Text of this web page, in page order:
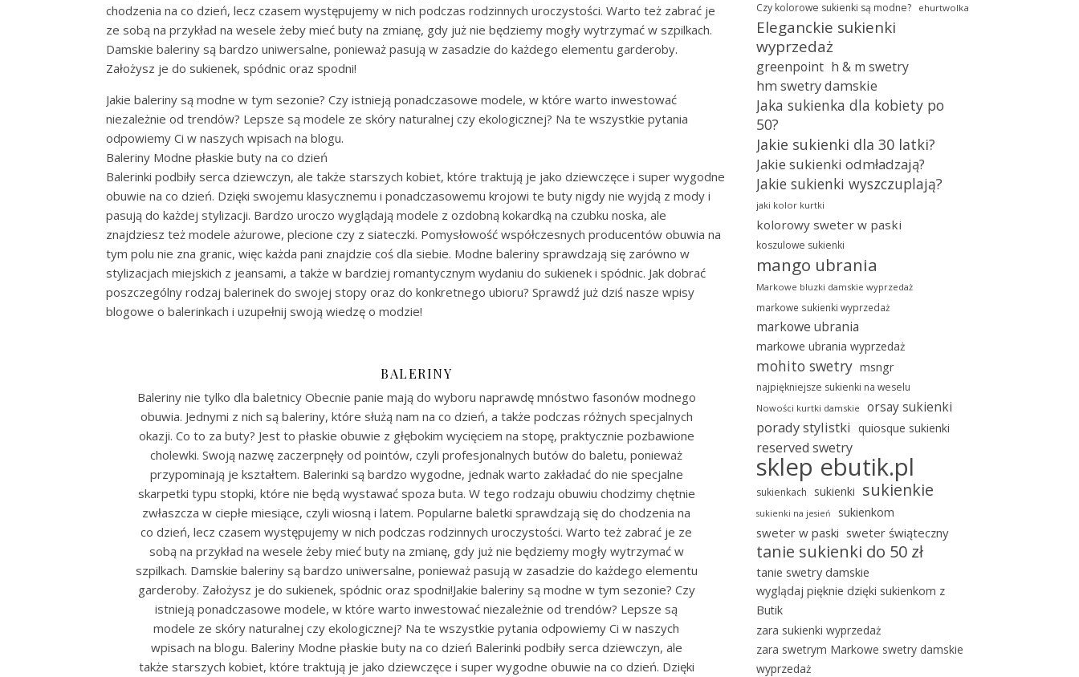
chodzenia na co dzień, lecz czasem występujemy w nich podczas rodzinnych uroczystości. Warto też zabrać je
ze sobą na przykład na wesele żeby mieć buty na zmianę, gdy już nie będziemy mogły wytrzymać w szpilkach.
Damskie baleriny są bardzo uniwersalne, ponieważ pasują w zasadzie do każdego elementu garderoby.
Założysz je do sukienek, spódnic oraz spodni!
Jakie baleriny są modne w tym sezonie? Czy istnieją ponadczasowe modele, w które warto inwestować
niezależnie od trendów? Lepsze są modele ze skóry naturalnej czy ekologicznej? Na te wszystkie pytania
odpowiemy Ci w naszych wpisach na blogu.
Baleriny Modne płaskie buty na co dzień
Balerinki podbiły serca dziewczyn, ale także starszych kobiet, które traktują je jako dziewczęce i super wygodne
obuwie na co dzień. Dzięki swojemu klasycznemu i ponadczasowemu krojowi te buty nigdy nie wyjdą z mody i
pasują do każdej stylizacji. Bardzo uroczo wyglądają modele z ozdobną kokardką na czubku noska, ale
znajdziesz też modele ażurowe, plecione czy z siateczki. Pomysłowość współczesnych producentów obuwia na
tym polu nie zna granic, więc każda pani znajdzie coś dla siebie. Modne baleriny sprawdzają się zarówno w
stylizacjach miejskich z jeansami, a także w bardziej romantycznym wydaniu do sukienek i spódnic. Jak dobrać
poszczególny rodzaj balerinek do swojej stopy oraz do konkretnego ubioru? Sprawdź już dziś nasze wpisy
blogowe o balerinkach i uzupełnij swoją wiedzę o modzie!
BALERINY
Baleriny nie tylko dla baletnicy Obecnie panie mają do wyboru naprawdę mnóstwo fasonów modnego
obuwia. Jednymi z nich są baleriny, które służą nam na co dzień, a także podczas różnych specjalnych
okazji. Co to za buty? Jest to płaskie obuwie z głębokim wycięciem na stopę, praktycznie pozbawione
cholewki. Swoją nazwę zaczerpnęły od pointów, czyli profesjonalnych butów do baletu, ponieważ
przypominają je kształtem. Balerinki są bardzo wygodne, jednak warto zakładać do nie specjalne
skarpetki typu stopki, które nie będą wystawać spoza buta. W tego rodzaju obuwiu chodzimy chętnie
zwłaszcza w ciepłe miesiące, czyli wiosną i latem. Popularne baletki sprawdzają się do chodzenia na
co dzień, lecz czasem występujemy w nich podczas rodzinnych uroczystości. Warto też zabrać je ze
sobą na przykład na wesele żeby mieć buty na zmianę, gdy już nie będziemy mogły wytrzymać w
szpilkach. Damskie baleriny są bardzo uniwersalne, ponieważ pasują w zasadzie do każdego elementu
garderoby. Założysz je do sukienek, spódnic oraz spodni!Jakie baleriny są modne w tym sezonie? Czy
istnieją ponadczasowe modele, w które warto inwestować niezależnie od trendów? Lepsze są
modele ze skóry naturalnej czy ekologicznej? Na te wszystkie pytania odpowiemy Ci w naszych
wpisach na blogu. Baleriny Modne płaskie buty na co dzień Balerinki podbiły serca dziewczyn, ale
także starszych kobiet, które traktują je jako dziewczęce i super wygodne obuwie na co dzień. Dzięki
Czy kolorowe sukienki są modne? ehurtwolka
Eleganckie sukienki
wyprzedaż
greenpoint h & m swetry
hm swetry damskie
Jaka sukienka dla kobiety po
50?
Jakie sukienki dla 30 latki?
Jakie sukienki odmładzają?
Jakie sukienki wyszczuplają?
jaki kolor kurtki
kolorowy sweter w paski
koszulowe sukienki
mango ubrania
Markowe bluzki damskie wyprzedaż
markowe sukienki wyprzedaż
markowe ubrania
markowe ubrania wyprzedaż
mohito swetry msngr
najpiękniejsze sukienki na weselu
Nowości kurtki damskie orsay sukienki
porady stylistki quiosque sukienki
reserved swetry
sklep ebutik.pl
sukienkach sukienki sukienkie
sukienki na jesień sukienkom
sweter w paski sweter świąteczny
tanie sukienki do 50 zł
tanie swetry damskie
wyglądaj pięknie dzięki sukienkom z
Butik
zara sukienki wyprzedaż
zara swetrym Markowe swetry damskie
wyprzedaż